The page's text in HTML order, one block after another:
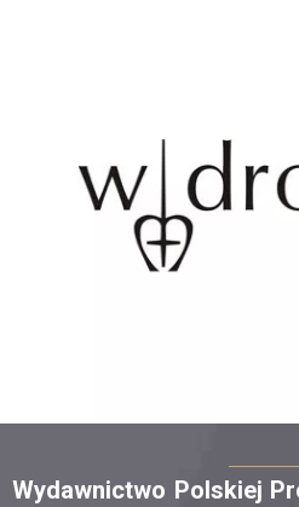
Wydawnictwo Polskiej